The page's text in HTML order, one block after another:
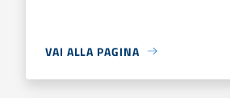
VAI ALLA PAGINA